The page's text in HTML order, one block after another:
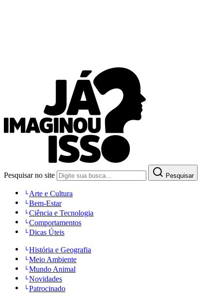
Pesquisar no site Pesquisar
Arte e Cultura
Bem-Estar
Ciência e Tecnologia
Comportamentos
Dicas Úteis
História e Geografia
Meio Ambiente
Mundo Animal
Novidades
Patrocinado